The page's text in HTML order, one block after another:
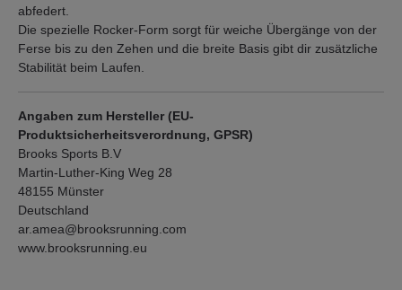
abfedert.
Die spezielle Rocker-Form sorgt für weiche Übergänge von der
Ferse bis zu den Zehen und die breite Basis gibt dir zusätzliche
Stabilität beim Laufen.
Angaben zum Hersteller (EU-
Produktsicherheitsverordnung, GPSR)
Brooks Sports B.V
Martin-Luther-King Weg 28
48155 Münster
Deutschland
ar.amea@brooksrunning.com
www.brooksrunning.eu